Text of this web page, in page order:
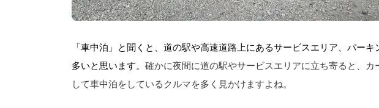
「車中泊」と聞くと、道の駅や高速道路上にあるサービスエリア、パー
多いと思います。 確かに夜間に道の駅やサービスエリアに立ち寄ると、カ
して車中泊をしているクルマを多く見かけますよね。